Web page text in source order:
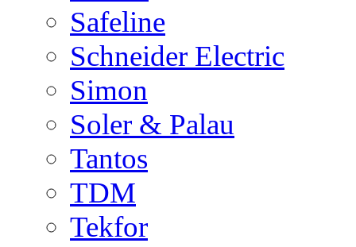
Safeline
Schneider Electric
Simon
Soler & Palau
Tantos
TDM
Tekfor